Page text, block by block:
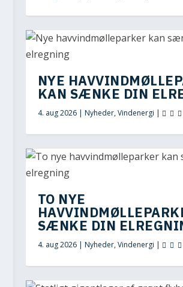
NYE
KAN SÆNKE DIN
4. aug 2026| Nyheder,Vindenergi |
TO NYE
SÆNKE DIN
4. aug 2026| Nyheder,Vindenergi |